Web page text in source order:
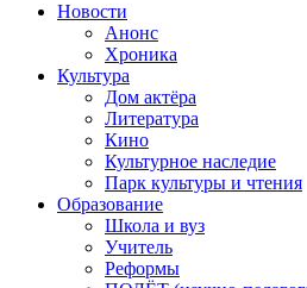
Новости
Анонс
Хроника
Культура
Дом актёра
Литература
Кино
Культурное наследие
Парк культуры и чтения
Образование
Школа и вуз
Учитель
Реформы